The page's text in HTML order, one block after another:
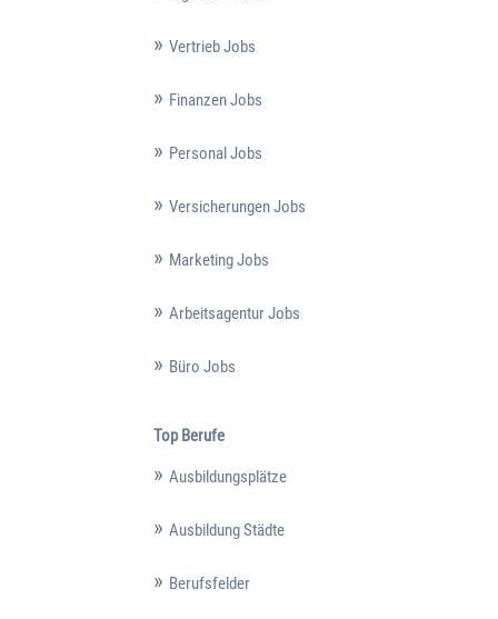
Vertrieb Jobs
Finanzen Jobs
Personal Jobs
Versicherungen Jobs
Marketing Jobs
Arbeitsagentur Jobs
Büro Jobs
Top Berufe
Ausbildungsplätze
Ausbildung Städte
Berufsfelder